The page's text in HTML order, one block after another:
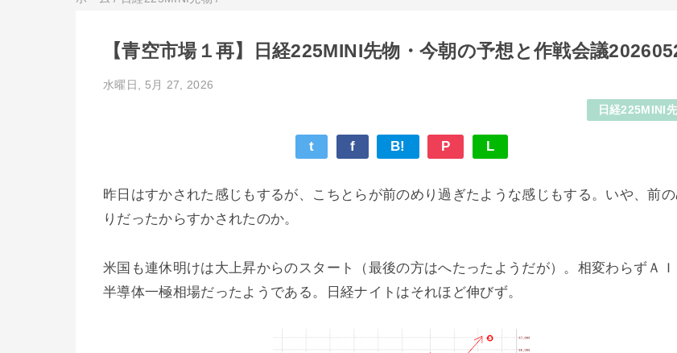
【青空市場１再】日経225MINI先物・今朝の予想と作戦会議
水曜日, 5月 27, 2026
日経225MINI
t f B! P L
昨日はすかされた感じもするが、こちとらが前のめり過ぎたような感じもする。いや、前の
りだったからすかされたのか。
米国も連休明けは大上昇からのスタート（最後の方はへたったようだが）。相変わらずＡＩ
半導体一極相場だったようである。日経ナイトはそれほど伸びず。